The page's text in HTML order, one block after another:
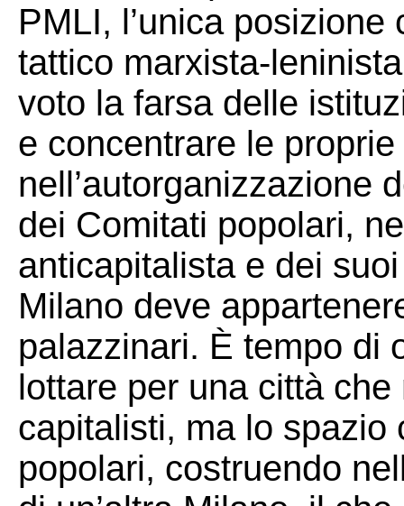
PMLI, l’unica posizione
tattico marxista-
voto la farsa delle
e concentrare le
nell’autorganizzazione
dei Comitati popolari,
anticapitalista e dei
Milano deve
palazzinari. È tempo di
lottare per una città
capitalisti, ma lo spazio
popolari, costruendo